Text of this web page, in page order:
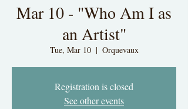
Mar 10 - "Who Am I as
an Artist"
Tue, Mar 10
  |
Orquevaux
Registration is closed
See other events